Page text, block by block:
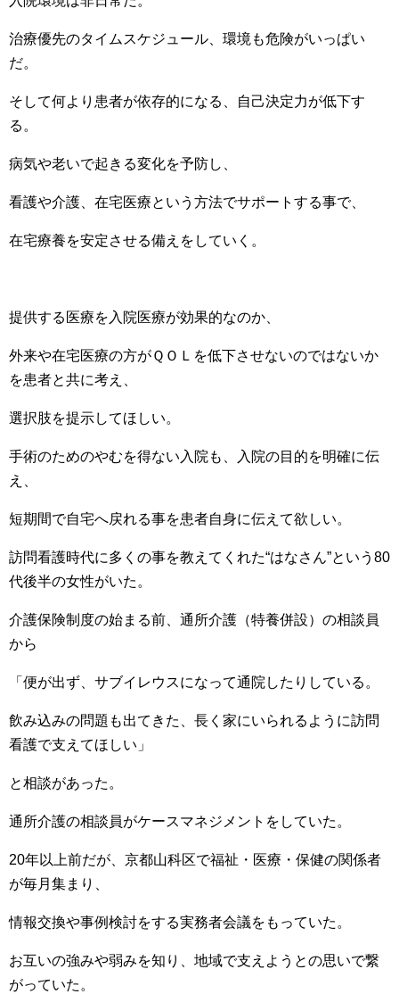
治療優先のタイムスケジュール、環境も危険がいっぱい
だ。
そして何より患者が依存的になる、自己決定力が低下す
る。
病気や老いで起きる変化を予防し、
看護や介護、在宅医療という方法でサポートする事で、
在宅療養を安定させる備えをしていく。
提供する医療を入院医療が効果的なのか、
外来や在宅医療の方がＱＯＬを低下させないのではないか
を患者と共に考え、
選択肢を提示してほしい。
手術のためのやむを得ない入院も、入院の目的を明確に伝
え、
短期間で自宅へ戻れる事を患者自身に伝えて欲しい。
訪問看護時代に多くの事を教えてくれた“はなさん”という80
代後半の女性がいた。
介護保険制度の始まる前、通所介護（特養併設）の相談員
から
「便が出ず、サブイレウスになって通院したりしている。
飲み込みの問題も出てきた、長く家にいられるように訪問
看護で支えてほしい」
と相談があった。
通所介護の相談員がケースマネジメントをしていた。
20年以上前だが、京都山科区で福祉・医療・保健の関係者
が毎月集まり、
情報交換や事例検討をする実務者会議をもっていた。
お互いの強みや弱みを知り、地域で支えようとの思いで繋
がっていた。